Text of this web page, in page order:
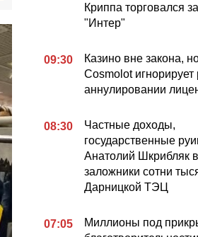
Криппа торговался
"Интер"
09:30
Казино вне закона,
Cosmolot
аннулировании
08:30
Частные доходы,
государственные
Анатолий Шкрибляк
заложники сотни
Дарницкой ТЭЦ
07:05
Миллионы под